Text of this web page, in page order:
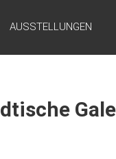
AUSSTELLUNGEN